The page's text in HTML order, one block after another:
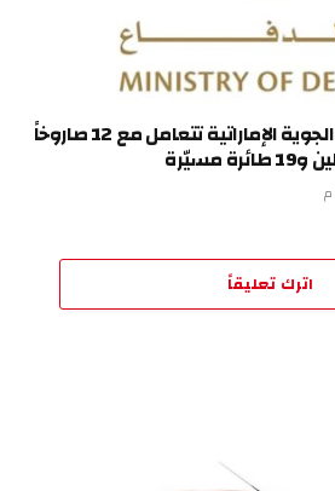
وزارة الدفاع: الدفاعات الجوية الإماراتية تتعامل مع 12 صاروخاً
مسيّرة
اترك تعليقاً